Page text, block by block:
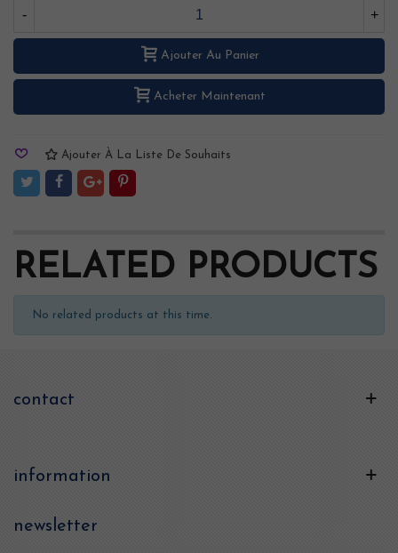
- +
Ajouter Au Panier
Acheter Maintenant
Ajouter À La Liste De Souhaits
RELATED PRODUCTS
No related products at this time.
contact
information
newsletter